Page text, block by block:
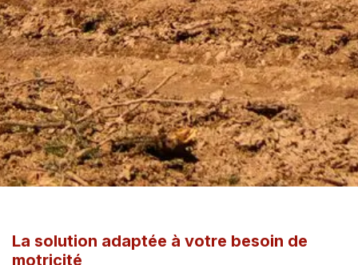
La solution adaptée à votre besoin de
motricité